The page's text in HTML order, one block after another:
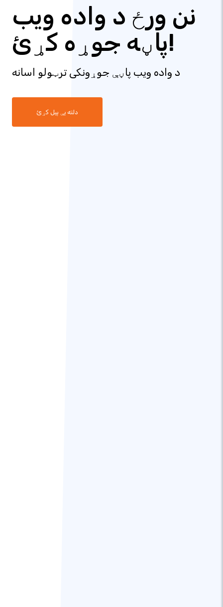
نن ورځ د واده ویب
پاڼه جوړه کړئ!
د واده ویب پاڼې جوړونکی ترټولو اسانه
دلته یې پیل کړئ